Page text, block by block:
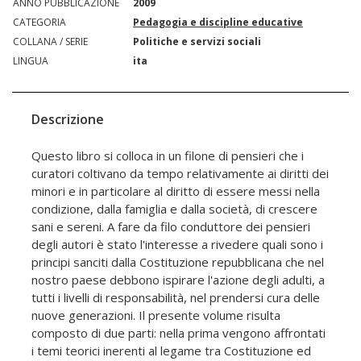
CATEGORIA
Pedagogia e discipline educative
COLLANA / SERIE
Politiche e servizi sociali
LINGUA
ita
Descrizione
Questo libro si colloca in un filone di pensieri che i
curatori coltivano da tempo relativamente ai diritti dei
minori e in particolare al diritto di essere messi nella
condizione, dalla famiglia e dalla società, di crescere
sani e sereni. A fare da filo conduttore dei pensieri
degli autori è stato l'interesse a rivedere quali sono i
principi sanciti dalla Costituzione repubblicana che nel
nostro paese debbono ispirare l'azione degli adulti, a
tutti i livelli di responsabilità, nel prendersi cura delle
nuove generazioni. Il presente volume risulta
composto di due parti: nella prima vengono affrontati
i temi teorici inerenti al legame tra Costituzione ed